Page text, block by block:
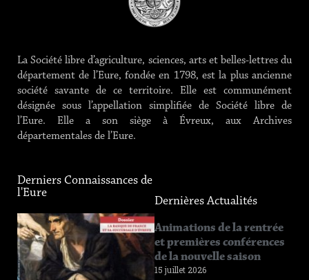
La Société libre d’agriculture, sciences, arts et belles-lettres du
département de l’Eure, fondée en 1798, est la plus ancienne
société savante de ce territoire. Elle est communément
désignée sous l’appellation simplifiée de Société libre de
l’Eure. Elle a son siège à Évreux, aux Archives
départementales de l’Eure.
Derniers Connaissances de
l'Eure
Connaissance
de l’Eure
n°219
12 juin 2026
Dernières Actualités
Animations de la rentrée
et premières conférences
de la nouvelle saison
15 juillet 2026